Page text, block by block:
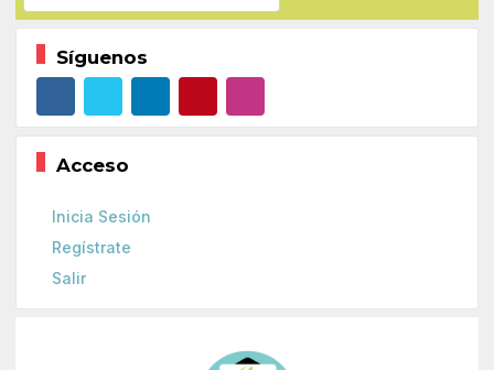
Síguenos
Acceso
Inicia Sesión
Regístrate
Salir